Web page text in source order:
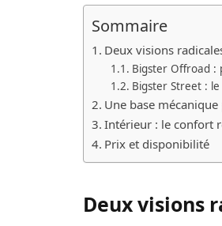
Sommaire
Deux visions
Bigster Offroad :
Bigster Street : le
Une base
Intérieur : le confort
Prix et disponibilité
Deux visions